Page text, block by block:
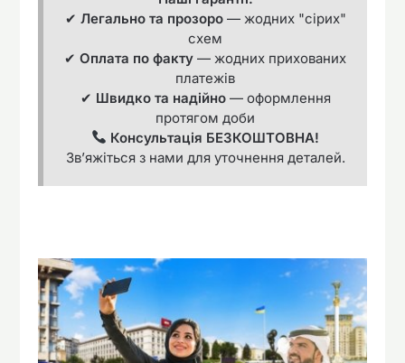
✔ Легально та прозоро— жодних "сірих"
схем
✔ Оплата по факту — жодних прихованих
платежів
✔ Швидко та надійно— оформлення
протягом доби
Консультація БЕЗКОШТОВНА!
Зв’яжіться з нами для уточнення деталей.